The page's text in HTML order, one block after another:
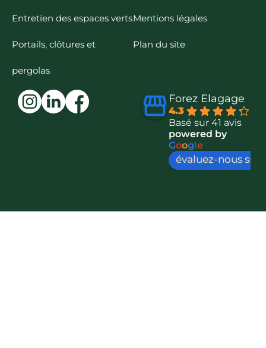
Entretien des espaces verts
Portails, clôtures et
pergolas
Mentions légales
Plan du site
Forez Elagage
4.3
Basé sur 41 avis
powered by
Google
évaluez-nous sur